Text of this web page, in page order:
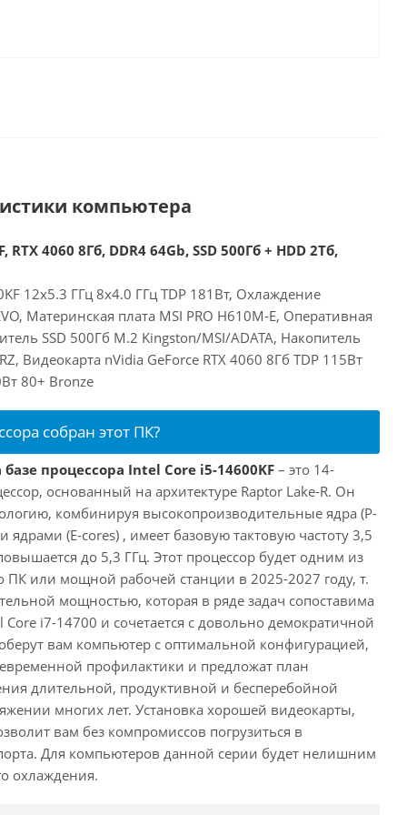
компьютера
4060 8Гб, DDR4 64Gb, SSD 500Гб + HDD 2Тб,
12x5.3 ГГц 8x4.0 ГГц TDP 181Вт, Охлаждение
Материнская плата MSI PRO H610M-E, Оперативная
SSD 500Гб M.2 Kingston/MSI/ADATA, Накопитель
Видеокарта nVidia GeForce RTX 4060 8Гб TDP 115Вт
80+ Bronze
собран этот ПК?
процессора Intel Core i5-14600KF – это 14-
основанный на архитектуре Raptor Lake-R. Он
комбинируя высокопроизводительные ядра (P-
ядрами (E-cores) , имеет базовую тактовую частоту 3,5
до 5,3 ГГц. Этот процессор будет одним из
ПК или мощной рабочей станции в 2025-2027 году, т.
мощностью, которая в ряде задач сопоставима
i7-14700 и сочетается с довольно демократичной
вам компьютер с оптимальной конфигурацией,
профилактики и предложат план
длительной, продуктивной и бесперебойной
многих лет. Установка хорошей видеокарты,
вам без компромиссов погрузиться в
Для компьютеров данной серии будет нелишним
охлаждения.